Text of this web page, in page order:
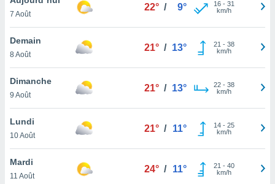
et
»,
au
vous
qu'ils
ou
le
7 Août
22° / 9° 16- 31
km/h
Demain
8 Août
21° / 13° 21 - 38
km/h
Dimanche
9 Août
21° / 13° 22- 38
km/h
Lundi
10 Août
21° / 11° 14- 25
km/h
Mardi
11 Août
24° / 11° 21 - 40
km/h